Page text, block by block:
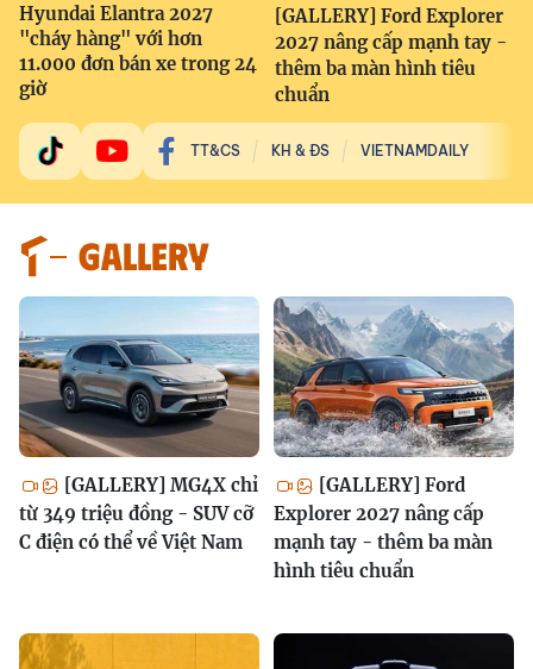
Hyundai Elantra 2027
"cháy hàng" với hơn
11.000 đơn bán xe trong 24
giờ
[GALLERY] Ford Explorer
2027 nâng cấp mạnh tay -
thêm ba màn hình tiêu
chuẩn
TT&CS KH & ĐS VIETNAMDAILY
GALLERY
[GALLERY] MG4X chỉ
từ 349 triệu đồng - SUV cỡ
C điện có thể về Việt Nam
[GALLERY] Ford
Explorer 2027 nâng cấp
mạnh tay - thêm ba màn
hình tiêu chuẩn